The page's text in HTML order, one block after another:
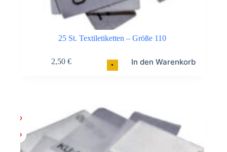
•
25 St. Textiletiketten – Größe 110
2,50 € In den Warenkorb